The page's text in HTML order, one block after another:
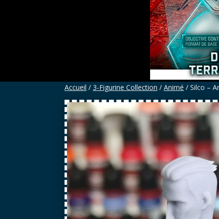
Accueil / 3-Figurine Collection / Animé / Silco –